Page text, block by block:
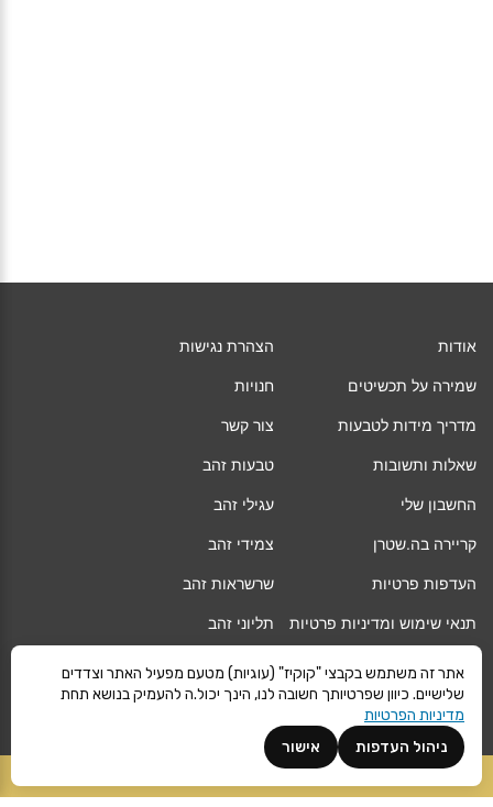
אודות
שמירה על תכשיטים
מדריך מידות לטבעות
שאלות ותשובות
החשבון שלי
קריירה בה.שטרן
העדפות פרטיות
תנאי שימוש ומדיניות פרטיות
החלפה/החזרה/ביטול עסקה
אחריות
משלוחים
הצהרת נגישות
חנויות
צור קשר
טבעות זהב
עגילי זהב
צמידי זהב
שרשראות זהב
תליוני זהב
גיפט קארד
מגזין
Vogue
קרא עוד
אתר זה משתמש בקבצי "קוקיז" (עוגיות) מטעם מפעיל האתר וצדדים
שלישיים. כיוון שפרטיותך חשובה לנו, הינך יכול.ה להעמיק בנושא תחת
מדיניות הפרטיות
אישור
ניהול העדפות